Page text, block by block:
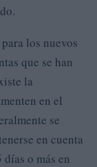
los nuevos
que se han
la
en el
se
en cuenta
o más en